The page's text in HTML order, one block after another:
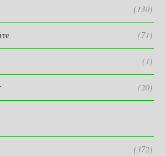
(130)
(71)
(1)
(20)
(372)